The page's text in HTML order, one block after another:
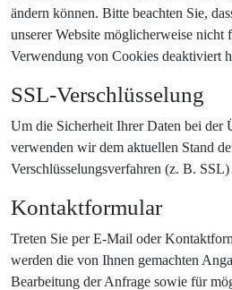
ändern können. Bitte beachten Sie,
unserer Website möglicherweise
Verwendung von Cookies deaktiviert
SSL-Verschlüsselung
Um die Sicherheit Ihrer Daten bei der
verwenden wir dem aktuellen Stand
Verschlüsselungsverfahren (z. B.
Kontaktformular
Treten Sie per E-Mail oder
werden die von Ihnen gemachten
Bearbeitung der Anfrage sowie für